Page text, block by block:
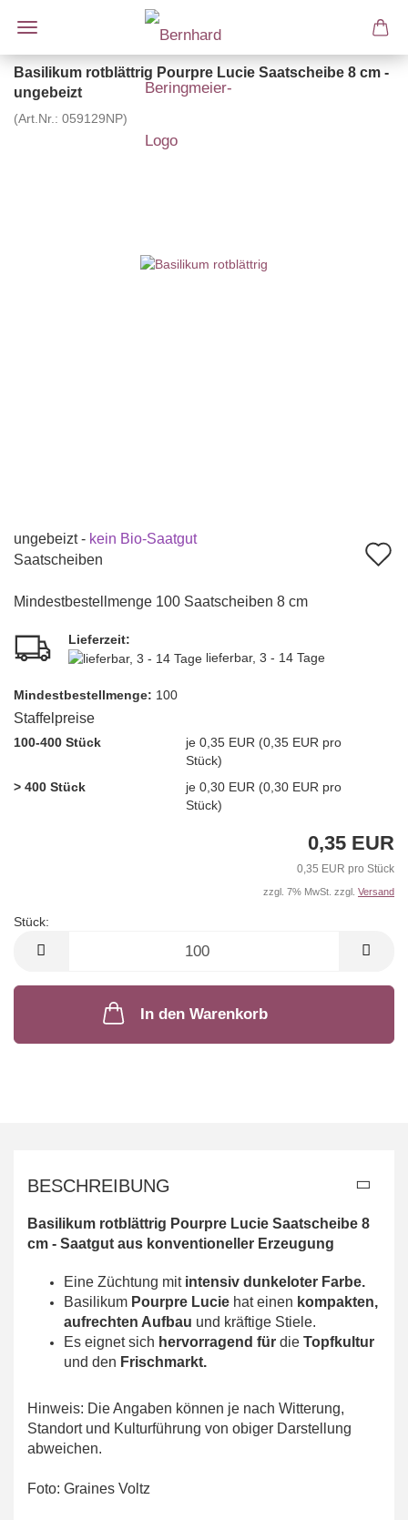
Basilikum rotblättrig Pourpre Lucie Saatscheibe 8 cm -
ungebeizt
(Art.Nr.: 059129NP)
ungebeizt - kein Bio-Saatgut
Saatscheiben
Mindestbestellmenge 100 Saatscheiben 8 cm
Lieferzeit:
lieferbar, 3 - 14 Tage
Mindest­bestellmenge: 100
Staffelpreise
100-400 Stück
je 0,35 EUR (0,35 EUR pro
Stück)
> 400 Stück
je 0,30 EUR (0,30 EUR pro
Stück)
0,35 EUR
0,35 EUR pro Stück
zzgl. 7% MwSt. zzgl. Versand
Stück:
In den Warenkorb
BESCHREIBUNG
Basilikum rotblättrig Pourpre Lucie Saatscheibe 8
cm - Saatgut aus konventioneller Erzeugung
Eine Züchtung mit intensiv dunkeloter Farbe.
Basilikum Pourpre Lucie hat einen kompakten,
aufrechten Aufbau und kräftige Stiele.
Es eignet sich hervorragend für die Topfkultur
und den Frischmarkt.
Hinweis: Die Angaben können je nach Witterung,
Standort und Kulturführung von obiger Darstellung
abweichen.
Foto: Graines Voltz